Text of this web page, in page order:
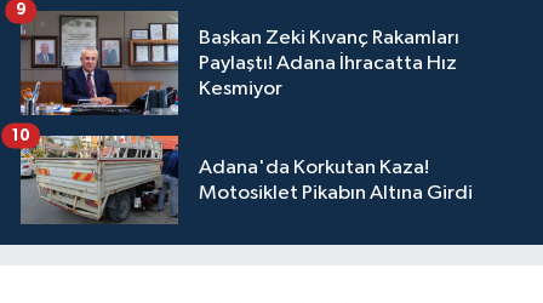
Başkan Zeki Kıvanç Rakamları
Paylaştı! Adana İhracatta Hız
Kesmiyor
9
Adana'da Korkutan Kaza!
Motosiklet Pikabın Altına Girdi
10